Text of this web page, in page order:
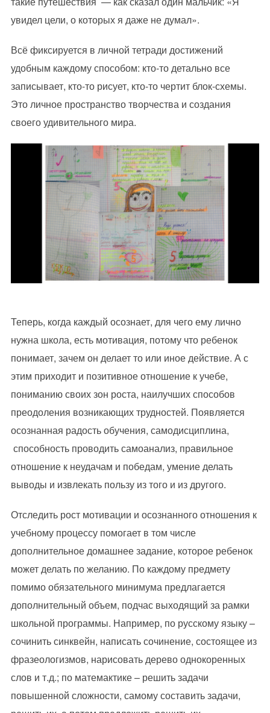
увидел цели, о которых я даже не думал».
Всё фиксируется в личной тетради достижений
удобным каждому способом: кто-то детально все
записывает, кто-то рисует, кто-то чертит блок-схемы.
Это личное пространство творчества и создания
своего удивительного мира.
Теперь, когда каждый осознает, для чего ему лично
нужна школа, есть мотивация, потому что ребенок
понимает, зачем он делает то или иное действие. А с
этим приходит и позитивное отношение к учебе,
пониманию своих зон роста, наилучших способов
преодоления возникающих трудностей. Появляется
осознанная радость обучения, самодисциплина,
способность проводить самоанализ, правильное
отношение к неудачам и победам, умение делать
выводы и извлекать пользу из того и из другого.
Отследить рост мотивации и осознанного отношения к
учебному процессу помогает в том числе
дополнительное домашнее задание, которое ребенок
может делать по желанию. По каждому предмету
помимо обязательного минимума предлагается
дополнительный объем, подчас выходящий за рамки
школьной программы. Например, по русскому языку –
сочинить синквейн, написать сочинение, состоящее из
фразеологизмов, нарисовать дерево однокоренных
слов и т.д.; по матемактике – решить задачи
повышенной сложности, самому составить задачи,